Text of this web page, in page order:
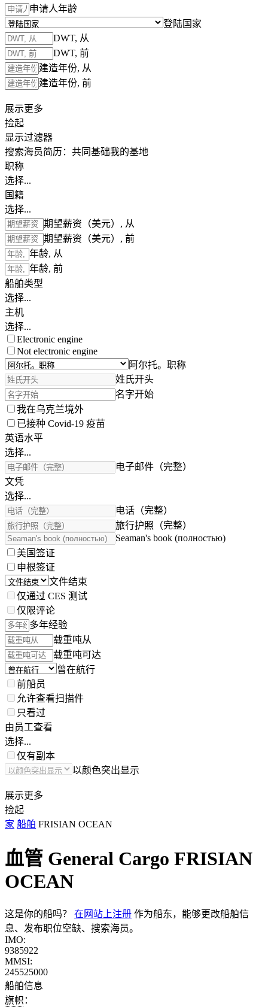
申请人年龄
登陆国家
DWT, 从
DWT, 前
建造年份, 从
建造年份, 前
展示更多
捡起
显示过滤器
搜索海员简历： 共同基础我的基地
职称
选择...
国籍
选择...
期望薪资（美元）, 从
期望薪资（美元）, 前
年龄, 从
年龄, 前
船舶类型
选择...
主机
选择...
Electronic engine
Not electronic engine
阿尔托。职称
姓氏开头
名字开始
我在乌克兰境外
已接种 Covid-19 疫苗
英语水平
选择...
电子邮件（完整）
文凭
选择...
电话（完整）
旅行护照（完整）
Seaman's book (полностью)
美国签证
申根签证
文件结束
仅通过 CES 测试
仅限评论
多年经验
载重吨从
载重吨可达
曾在航行
前船员
允许查看扫描件
只看过
由员工查看
选择...
仅有副本
以颜色突出显示
展示更多
捡起
家 船舶 FRISIAN OCEAN
血管 General Cargo FRISIAN
OCEAN
这是你的船吗？ 在网站上注册 作为船东，能够更改船舶信
息、发布职位空缺、搜索海员。
IMO:
9385922
MMSI:
245525000
船舶信息
旗帜：